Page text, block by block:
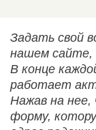
Задать свой
нашем сайте,
В конце
работает
Нажав на нее,
форму,